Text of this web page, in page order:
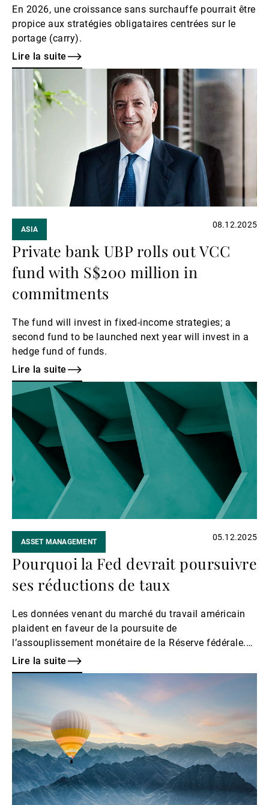
En 2026, une croissance sans surchauffe pourrait être
propice aux stratégies obligataires centrées sur le
portage (carry).
Lire la suite
ASIA 08.12.2025
Private bank UBP rolls out VCC
fund with S$200 million in
commitments
The fund will invest in fixed-income strategies; a
second fund to be launched next year will invest in a
hedge fund of funds.
Lire la suite
suite
ASSET MANAGEMENT 05.12.2025
Pourquoi la Fed devrait poursuivre
ses réductions de taux
Les données venant du marché du travail américain
plaident en faveur de la poursuite de
l’assouplissement monétaire de la Réserve fédérale.
Ce ne sera pas sans conséquence pour les
obligations.
Lire la suite
Lire